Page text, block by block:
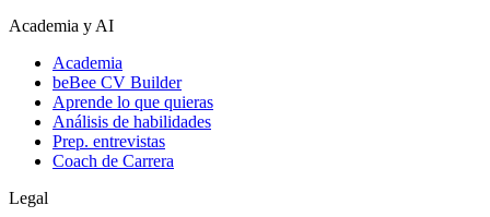
Academia y AI
Academia
beBee CV Builder
Aprende lo que quieras
Análisis de habilidades
Prep. entrevistas
Coach de Carrera
Legal